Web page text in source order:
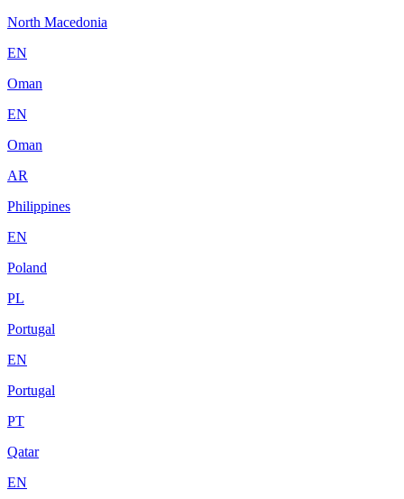
North Macedonia
EN
Oman
EN
Oman
AR
Philippines
EN
Poland
PL
Portugal
EN
Portugal
PT
Qatar
EN